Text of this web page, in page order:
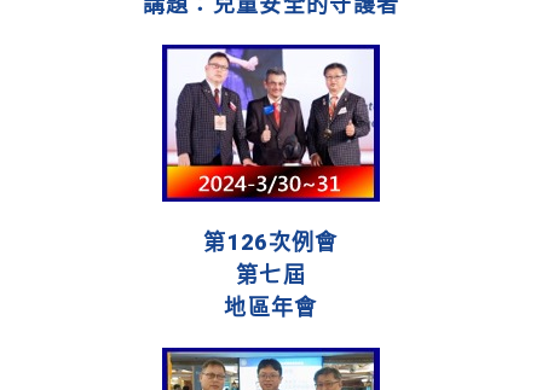
第126次例會
第七屆
地區年會